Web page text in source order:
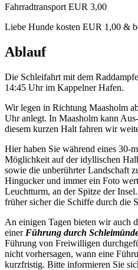
Fahrradtransport EUR 3,00
Liebe Hunde kosten EUR 1,00 &
Ablauf
Die Schleifahrt mit dem
14:45 Uhr im Kappelner Hafen.
Wir legen in Richtung Maasholm
Uhr anlegt. In Maasholm kann
diesem kurzen Halt fahren wir
Hier haben Sie während eines 30-
Möglichkeit auf der idyllischen
sowie die unberührter Landschaft
Hingucker und immer ein Foto
Leuchtturm, an der Spitze der
früher sicher die Schiffe durch die
An einigen Tagen bieten wir auch
einer Führung durch
Führung von Freiwilligen
nicht vorhersagen, wann eine
kurzfristig. Bitte informieren Sie